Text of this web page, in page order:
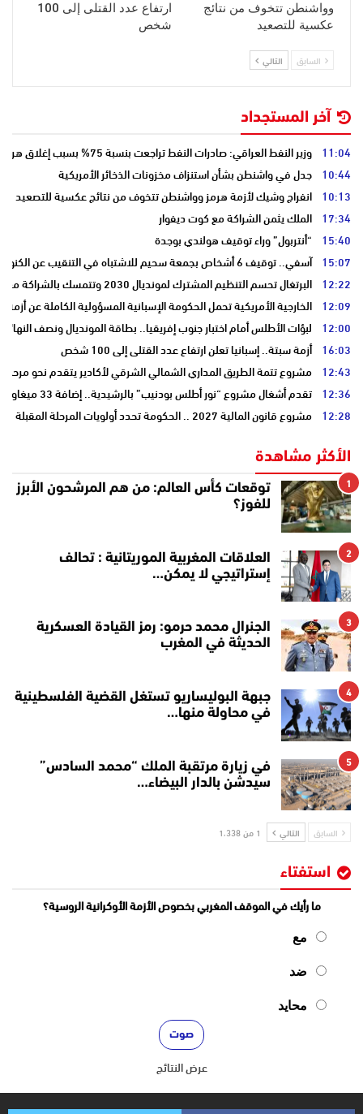
وواشنطن تتخوف من نتائج
عكسية للتصعيد
ارتفاع عدد القتلى إلى 100
شخص
السابق التالي
آخر المستجداد
11:04 وزير النفط العراقي: صادرات النفط تراجعت بنسبة 75% بسبب إغلاق هرمز
10:44 جدل في واشنطن بشأن استنزاف مخزونات الذخائر الأمريكية
10:13 انفراج وشيك لأزمة هرمز وواشنطن تتخوف من نتائج عكسية للتصعيد
17:34 الملك يثمن الشراكة مع كوت ديفوار
15:40 “أنتربول” وراء توقيف هولندي بوجدة
15:07 آسفي.. توقيف 6 أشخاص بجمعة سحيم للاشتباه في التنقيب عن الكنوز .
12:22 البرتغال تحسم التنظيم المشترك لمونديال 2030 وتتمسك بالشراكة مع المغرب وإسبانيا
12:09 الخارجية الأمريكية تحمل الحكومة الإسبانية المسؤولية الكاملة عن أزمة
12:00 لبؤات الأطلس أمام اختبار جنوب إفريقيا.. بطاقة المونديال ونصف
16:03 أزمة سبتة.. إسبانيا تعلن ارتفاع عدد القتلى إلى 100 شخص
12:43 مشروع تتمة الطريق المداري الشمالي الشرقي لأكادير يتقدم نحو مرحلة
12:36 تقدم أشغال مشروع “نور أطلس بودنيب” بالرشيدية.. إضافة 33 ميغاوات إلى الشبكة الوطنية
12:28 مشروع قانون المالية 2027 .. الحكومة تحدد أولويات المرحلة المقبلة
الأكثر مشاهدة
1
توقعات كأس العالم: من هم المرشحون الأبرز
للفوز؟
2
العلاقات المغربية الموريتانية : تحالف
إستراتيجي لا يمكن…
3
الجنرال محمد حرمو: رمز القيادة العسكرية
الحديثة في المغرب
4
جبهة البوليساريو تستغل القضية الفلسطينية
في محاولة منها…
5
في زيارة مرتقبة الملك “محمد السادس”
سيدشن بالدار البيضاء…
السابق التالي 1 من 1٬338
استفتاء
ما رأيك في الموقف المغربي بخصوص الأزمة الأوكرانية الروسية؟
مع
ضد
محايد
عرض النتائج